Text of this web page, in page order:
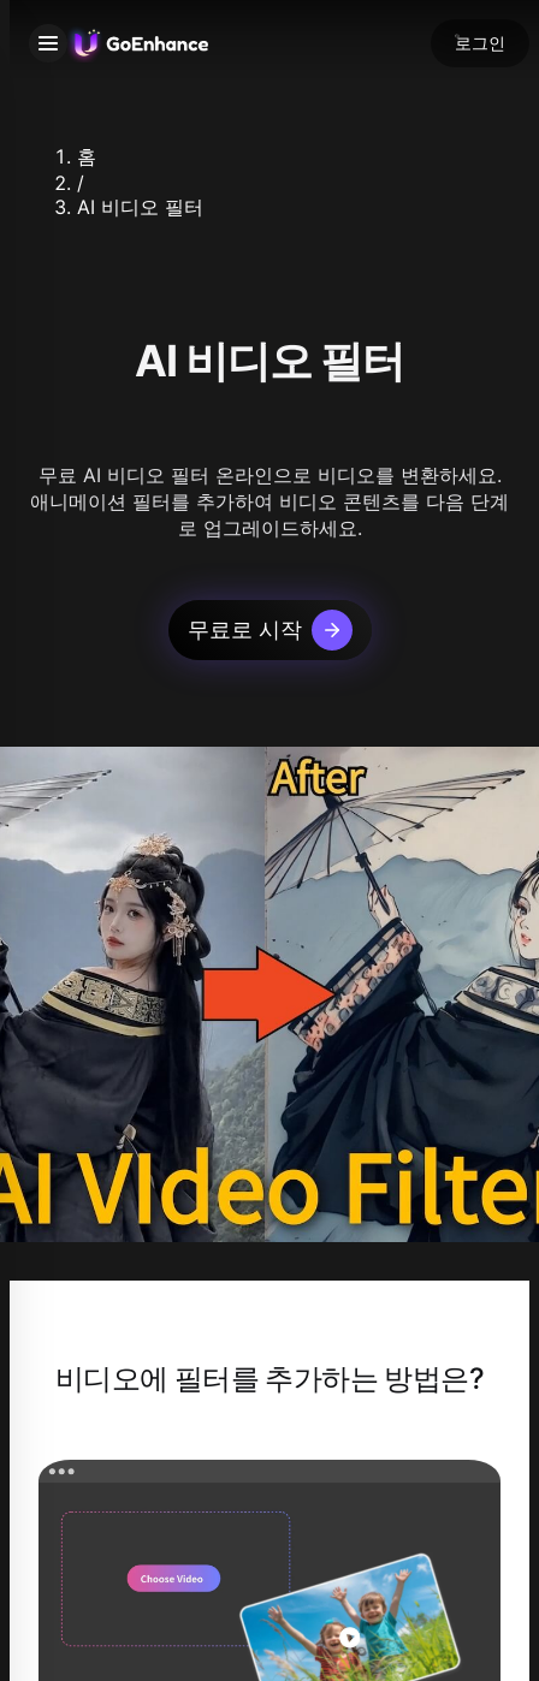
로그인
홈
/
AI 비디오 필터
AI 비디오 필터
무료 AI 비디오 필터 온라인으로 비디오를 변환하세요.
애니메이션 필터를 추가하여 비디오 콘텐츠를 다음 단계
로 업그레이드하세요.
무료로 시작
비디오에 필터를 추가하는 방법은?